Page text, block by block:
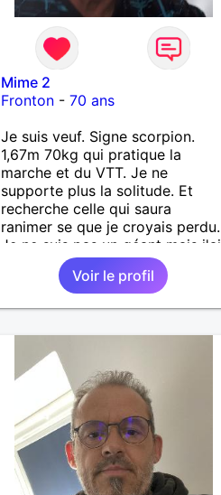
Mime 2
Fronton- 70 ans
Je suis veuf. Signe scorpion.
1,67m 70kg qui pratique la
marche et du VTT. Je ne
supporte plus la solitude. Et
recherche celle qui saura
ranimer se que je croyais perdu.
Je ne suis pas un géant mais j'ai
un gros coeur. Je supporte pas
le mensonge l'hypocrisie. J'aime
la franchise et l'honnêteté. Les
contacter moi.
Voir le profil